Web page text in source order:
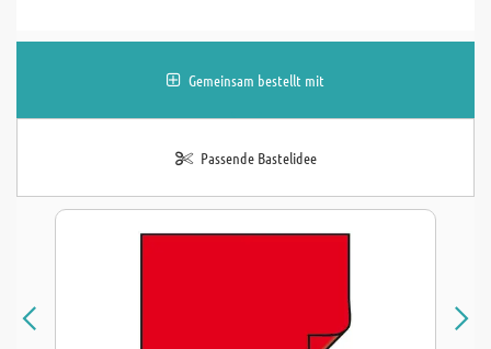
Gemeinsam bestellt mit
Passende Bastelidee